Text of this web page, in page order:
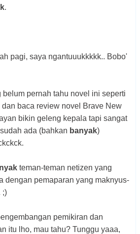
.
pagi, saya ngantuuukkkkk.. Bobo'
belum pernah tahu novel ini seperti
baca review novel Brave New
bikin geleng kepala tapi sangat
ada (bahkan banyak)
teman-teman netizen yang
dengan pemaparan yang maknyus-
;)
pemikiran dan
itu lho, mau tahu? Tunggu yaaa,